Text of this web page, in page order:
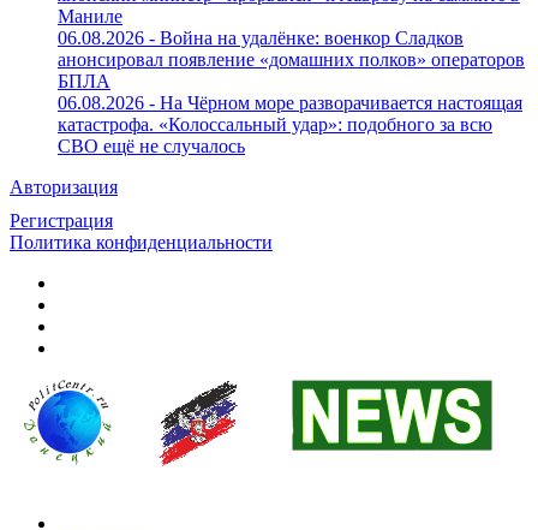
Маниле
06.08.2026 - Война на удалёнке: военкор Сладков
анонсировал появление «домашних полков» операторов
БПЛА
06.08.2026 - На Чёрном море разворачивается настоящая
катастрофа. «Колоссальный удар»: подобного за всю
СВО ещё не случалось
Авторизация
Регистрация
Политика конфиденциальности